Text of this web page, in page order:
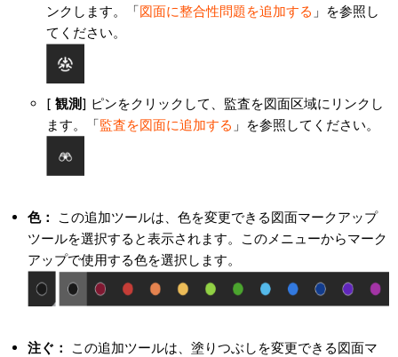
ンクします。「図面に整合性問題を追加する 」を参照し
てください。
[観測] ピンをクリックして、監査を図面区域にリンクし
ます。「監査を図面に追加する 」を参照してください。
色： この追加ツールは、色を変更できる図面マークアップ
ツールを選択すると表示されます。このメニューからマーク
アップで使用する色を選択します。
注ぐ：
この追加ツールは、塗りつぶしを変更できる図面マ